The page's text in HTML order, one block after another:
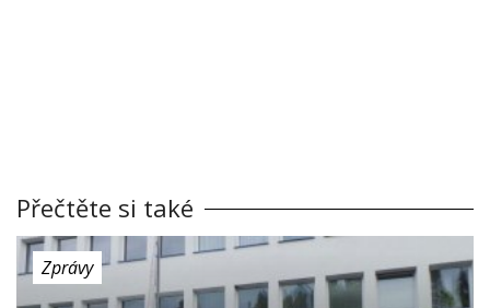
Přečtěte si také
Zprávy